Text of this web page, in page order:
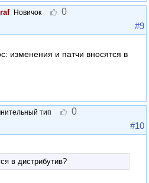
Новичок 0
#9
изменения и патчи вносятся в
тип 0
#10
в дистрибутив?